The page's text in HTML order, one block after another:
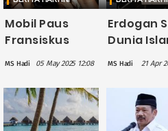
Mobil Paus
Fransiskus
Akan Diubah
Jadi Klinik
Keliling untuk
Anak-Anak
Gaza
MS Hadi 05 May 2025 12:08
Erdogan
Dunia
Telah
Hentikan
Gaza
MS Hadi 21 Apr